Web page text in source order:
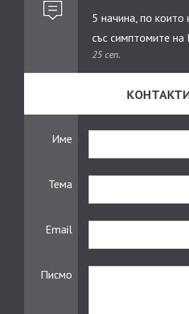
5 начина, по които
със симптомите
25 сеп.
Име
Тема
Email
Писмо